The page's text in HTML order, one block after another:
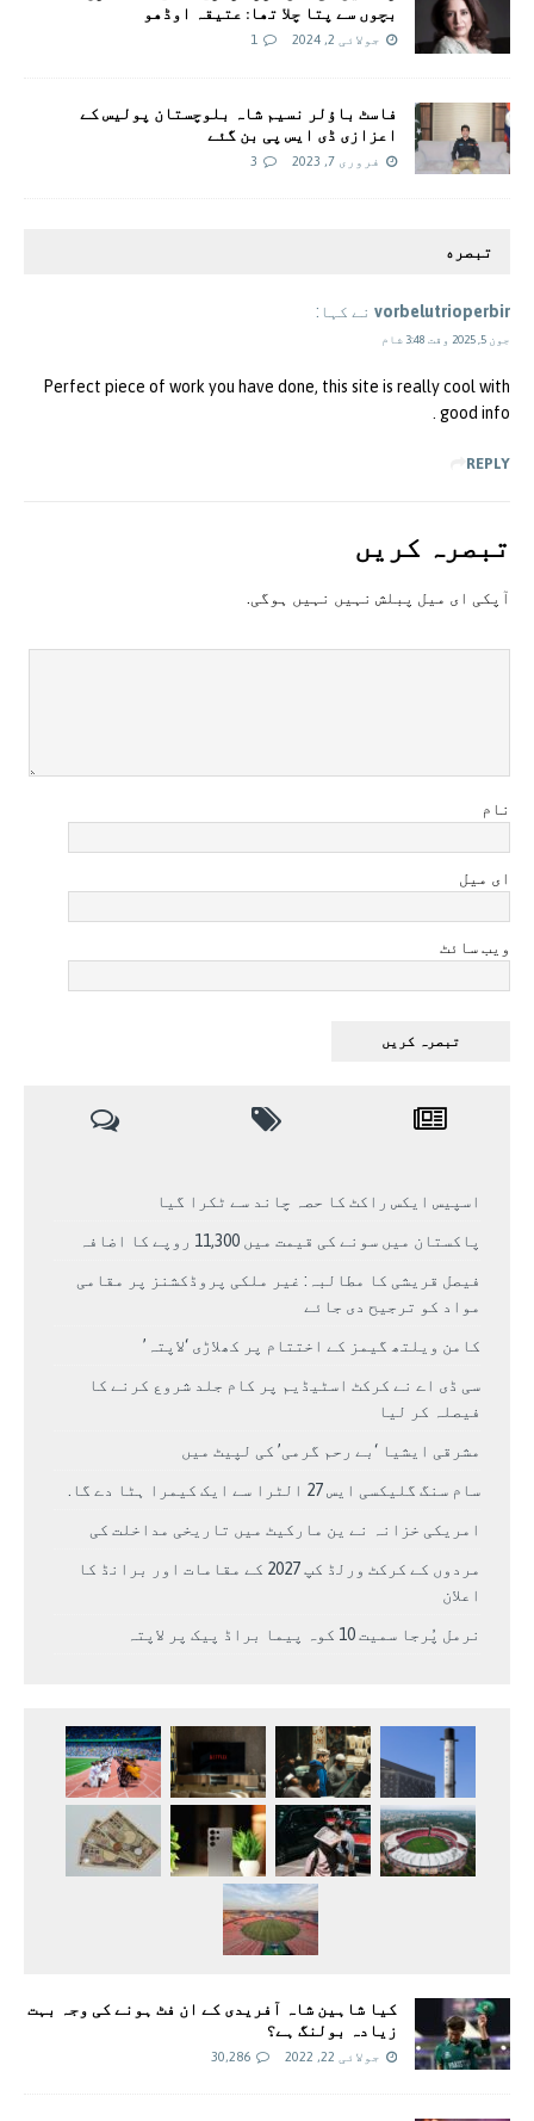
بچوں سے پتا چلا تھا: عتیقہ اوڈھو
جولائی 2, 2024 1
فاسٹ باؤلر نسیم شاہ بلوچستان پولیس کے
اعزازی ڈی ایس پی بن گئے
فروری 7, 2023 3
تبصره
vorbelutrioperbir نے کہا:
جون 5, 2025 وقت 3:48 شام
Perfect piece of work you have done, this site is really cool with
good info .
REPLY
تبصرہ کريں
آپکی ای ميل پبلش نہيں نہيں ہوگی.
نام
ای میل
ویب سائٹ
اسپیس ایکس راکٹ کا حصہ چاند سے ٹکرا گیا
پاکستان میں سونے کی قیمت میں 11,300 روپے کا اضافہ
فیصل قریشی کا مطالبہ: غیر ملکی پروڈکشنز پر مقامی
مواد کو ترجیح دی جائے
کامن ویلتھ گیمز کے اختتام پر کھلاڑی ‘لاپتہ’
سی ڈی اے نے کرکٹ اسٹیڈیم پر کام جلد شروع کرنے کا
فیصلہ کر لیا
مشرقی ایشیا ‘بے رحم گرمی’ کی لپیٹ میں
سام سنگ گلیکسی ایس 27 الٹرا سے ایک کیمرا ہٹا دے گا.
امریکی خزانہ نے ین مارکیٹ میں تاریخی مداخلت کی
مردوں کے کرکٹ ورلڈ کپ 2027 کے مقامات اور برانڈ کا
اعلان
نرمل پُرجا سمیت 10 کوہ پیما براڈ پیک پر لاپتہ
کیا شاہین شاہ آفریدی کے ان فٹ ہونے کی وجہ بہت
زیادہ بولنگ ہے؟
جولائی 22, 2022 30,286